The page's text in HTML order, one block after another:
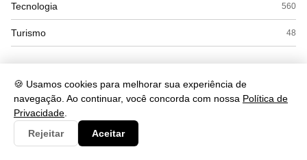
🍪 Usamos cookies para melhorar sua experiência de
navegação. Ao continuar, você concorda com nossa Política de
Privacidade
Rejeitar
Aceitar
Tecnologia 560
Turismo 48